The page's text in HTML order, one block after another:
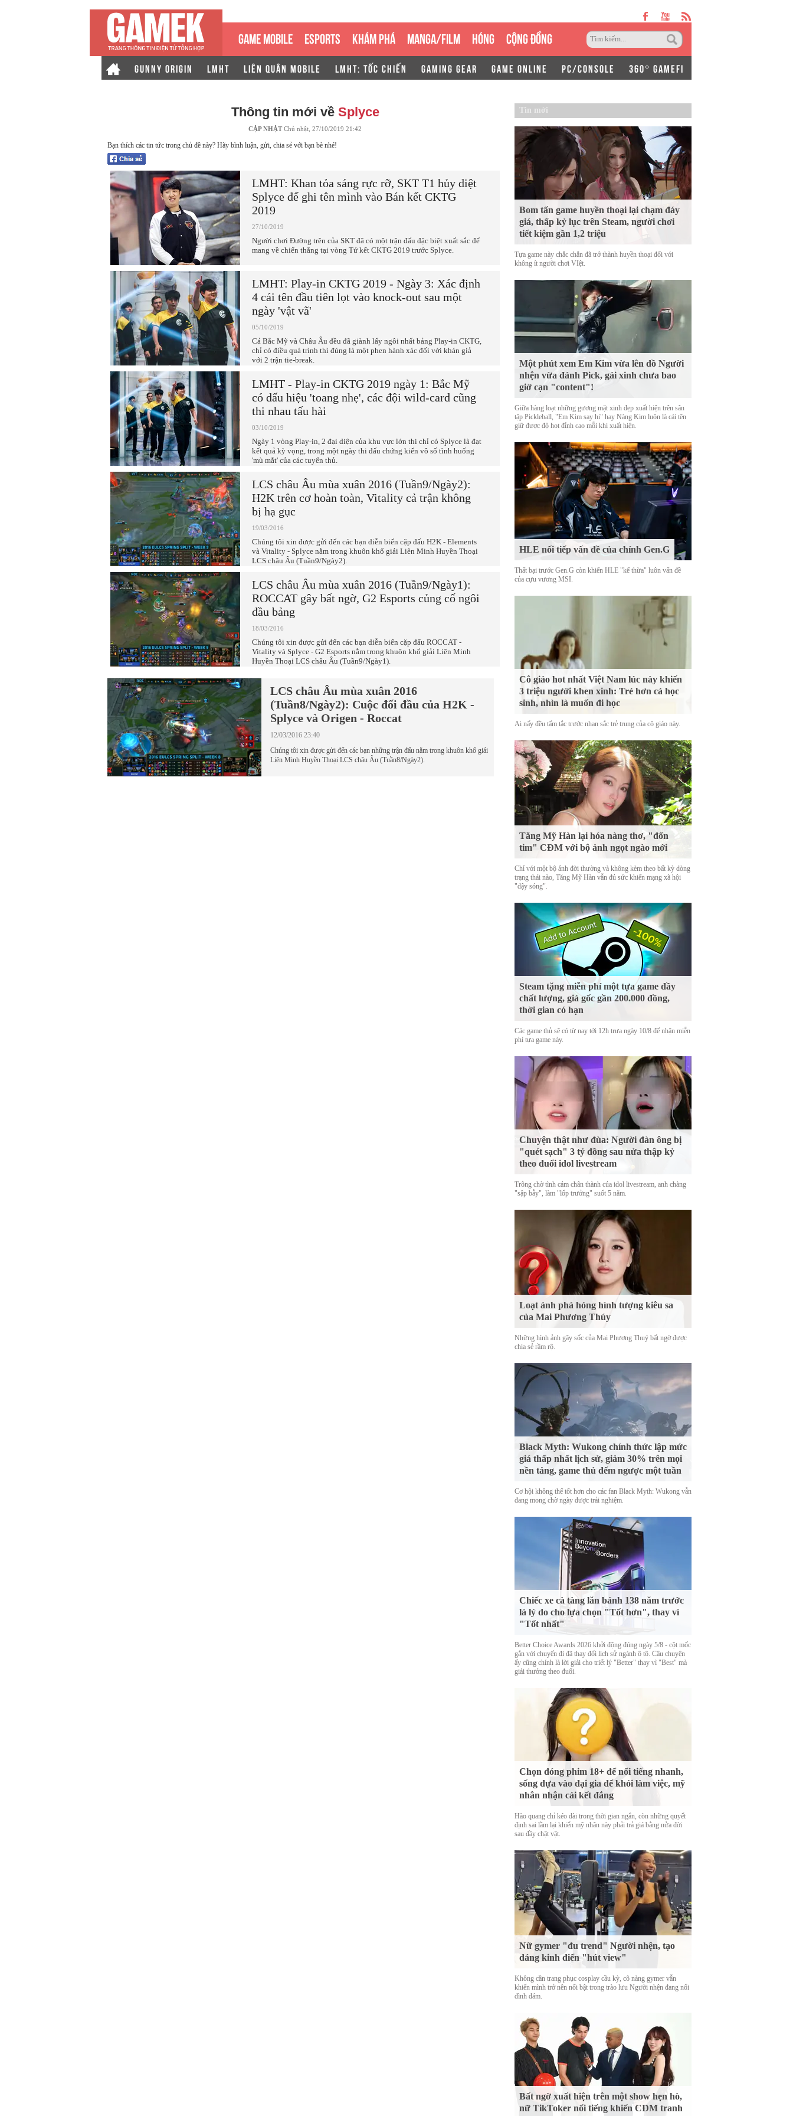
GAME MOBILE ESPORTS KHÁM PHÁ MANGA/FILM HÓNG CỘNG ĐỒNG
GUNNY ORIGIN LMHT LIÊN QUÂN MOBILE LMHT: TỐC CHIẾN GAMING GEAR GAME ONLINE PC/CONSOLE 360° GAMEFI
Thông tin mới về Splyce
CẬP NHẬTChủ nhật, 27/10/2019 21:42
Bạn thích các tin tức trong chủ đề này? Hãy bình luận, gửi, chia sẻ với bạn bè nhé!
LMHT: Khan tỏa sáng rực rỡ, SKT T1 hủy diệt
Splyce để ghi tên mình vào Bán kết CKTG
2019
27/10/2019
Người chơi Đường trên của SKT đã có một trận đấu đặc biệt xuất sắc để
mang về chiến thắng tại vòng Tứ kết CKTG 2019 trước Splyce.
LMHT: Play-in CKTG 2019 - Ngày 3: Xác định
4 cái tên đầu tiên lọt vào knock-out sau một
ngày 'vật vã'
05/10/2019
Cả Bắc Mỹ và Châu Âu đều đã giành lấy ngôi nhất bảng Play-in CKTG,
chỉ có điều quá trình thì đúng là một phen hành xác đối với khán giả
với 2 trận tie-break.
LMHT - Play-in CKTG 2019 ngày 1: Bắc Mỹ
có dấu hiệu 'toang nhẹ', các đội wild-card cũng
thi nhau tấu hài
03/10/2019
Ngày 1 vòng Play-in, 2 đại diện của khu vực lớn thi chỉ có Splyce là đạt
kết quả kỳ vọng, trong một ngày thi đấu chứng kiến vô số tình huống
'mù mắt' của các tuyển thủ.
LCS châu Âu mùa xuân 2016 (Tuần9/Ngày2):
H2K trên cơ hoàn toàn, Vitality cả trận không
bị hạ gục
19/03/2016
Chúng tôi xin được gửi đến các bạn diễn biến cặp đấu H2K - Elements
và Vitality - Splyce nằm trong khuôn khổ giải Liên Minh Huyền Thoại
LCS châu Âu (Tuần9/Ngày2).
LCS châu Âu mùa xuân 2016 (Tuần9/Ngày1):
ROCCAT gây bất ngờ, G2 Esports củng cố ngôi
đầu bảng
18/03/2016
Chúng tôi xin được gửi đến các bạn diễn biến cặp đấu ROCCAT -
Vitality và Splyce - G2 Esports nằm trong khuôn khổ giải Liên Minh
Huyền Thoại LCS châu Âu (Tuần9/Ngày1).
LCS châu Âu mùa xuân 2016
(Tuần8/Ngày2): Cuộc đối đầu của H2K -
Splyce và Origen - Roccat
12/03/2016 23:40
Chúng tôi xin được gửi đến các bạn những trận đấu nằm trong khuôn khổ giải
Liên Minh Huyền Thoại LCS châu Âu (Tuần8/Ngày2).
Tin mới
Bom tấn game huyền thoại lại chạm đáy
giá, thấp kỷ lục trên Steam, người chơi
tiết kiệm gần 1,2 triệu
Tựa game này chắc chắn đã trở thành huyền thoại đối với
không ít người chơi VIệt.
Một phút xem Em Kim vừa lên đồ Người
nhện vừa đánh Pick, gái xinh chưa bao
giờ cạn "content"!
Giữa hàng loạt những gương mặt xinh đẹp xuất hiện trên sân
tập Pickleball, "Em Kim say hi" hay Nàng Kim luôn là cái tên
giữ được độ hot đỉnh cao mỗi khi xuất hiện.
HLE nối tiếp vấn đề của chính Gen.G
Thất bại trước Gen.G còn khiến HLE "kế thừa" luôn vấn đề
của cựu vương MSI.
Cô giáo hot nhất Việt Nam lúc này khiến
3 triệu người khen xinh: Trẻ hơn cả học
sinh, nhìn là muốn đi học
Ai nấy đều tấm tắc trước nhan sắc trẻ trung của cô giáo này.
Tăng Mỹ Hàn lại hóa nàng thơ, "đốn
tim" CĐM với bộ ảnh ngọt ngào mới
Chỉ với một bộ ảnh đời thường và không kèm theo bất kỳ dòng
trạng thái nào, Tăng Mỹ Hàn vẫn đủ sức khiến mạng xã hội
"dậy sóng".
Steam tặng miễn phí một tựa game đầy
chất lượng, giá gốc gần 200.000 đồng,
thời gian có hạn
Các game thủ sẽ có từ nay tới 12h trưa ngày 10/8 để nhận miễn
phí tựa game này.
Chuyện thật như đùa: Người đàn ông bị
"quét sạch" 3 tỷ đồng sau nửa thập kỷ
theo đuổi idol livestream
Trông chờ tình cảm chân thành của idol livestream, anh chàng
"sập bẫy", làm "lốp trưởng" suốt 5 năm.
Loạt ảnh phá hỏng hình tượng kiêu sa
của Mai Phương Thúy
Những hình ảnh gây sốc của Mai Phương Thuý bất ngờ được
chia sẻ rầm rộ.
Black Myth: Wukong chính thức lập mức
giá thấp nhất lịch sử, giảm 30% trên mọi
nền tảng, game thủ đếm ngược một tuần
Cơ hội không thể tốt hơn cho các fan Black Myth: Wukong vẫn
đang mong chờ ngày được trải nghiệm.
Chiếc xe cà tàng lăn bánh 138 năm trước
là lý do cho lựa chọn "Tốt hơn", thay vì
"Tốt nhất"
Better Choice Awards 2026 khởi động đúng ngày 5/8 - cột mốc
gắn với chuyến đi đã thay đổi lịch sử ngành ô tô. Câu chuyện
ấy cũng chính là lời giải cho triết lý "Better" thay vì "Best" mà
giải thưởng theo đuổi.
Chọn đóng phim 18+ để nổi tiếng nhanh,
sống dựa vào đại gia để khỏi làm việc, mỹ
nhân nhận cái kết đắng
Hào quang chỉ kéo dài trong thời gian ngắn, còn những quyết
định sai lầm lại khiến mỹ nhân này phải trả giá bằng nửa đời
sau đầy chật vật.
Nữ gymer "đu trend" Người nhện, tạo
dáng kinh điển "hút view"
Không cần trang phục cosplay cầu kỳ, cô nàng gymer vẫn
khiến mình trở nên nổi bật trong trào lưu Người nhện đang nổi
đình đám.
Bất ngờ xuất hiện trên một show hẹn hò,
nữ TikToker nổi tiếng khiến CĐM tranh